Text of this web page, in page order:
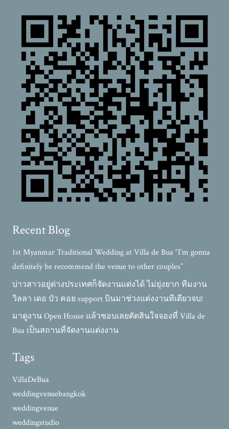
Recent Blog
1st Myanmar Traditional Wedding at Villa de Bua “I’m gonna
definitely be recommend the venue to other couples”
บ่าวสาวอยู่ต่างประเทศก็จัดงานแต่งได้ ไม่ยุ่งยาก ทีมงาน
วิลลา เดอ บัว คอย support บินมาช่วงแต่งงานทีเดียวจบ!
มาดูงาน Open House แล้วชอบเลยตัดสินใจจองที่ Villa de
Bua เป็นสถานที่จัดงานแต่งงาน
Tags
VillaDeBua
weddingvenuebangkok
weddingvenue
weddingstudio